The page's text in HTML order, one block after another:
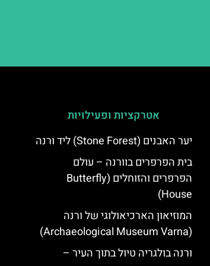
אטרקציות ופעילויות
יער האבנים (Stone Forest) ליד ורנה
בית הפרפרים בוורנה – עולם
הפרפרים והזוחלים (Butterfly
House)
המוזיאון הארכיאולוגי של ורנה
(Archaeological Museum Varna)
ורנה בולגריה טיול בתוך העיר –